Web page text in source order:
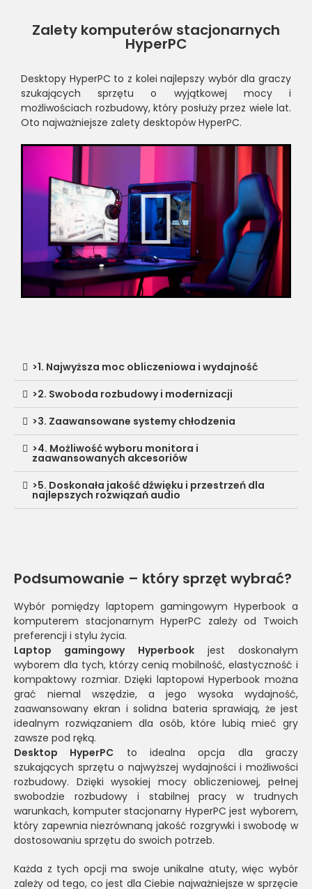
Zalety komputerów stacjonarnych
HyperPC
Desktopy HyperPC to z kolei najlepszy wybór dla graczy
szukających sprzętu o wyjątkowej mocy i
możliwościach rozbudowy, który posłuży przez wiele lat.
Oto najważniejsze zalety desktopów HyperPC.
>1. Najwyższa moc obliczeniowa i wydajność
>2. Swoboda rozbudowy i modernizacji
>3. Zaawansowane systemy chłodzenia
>4. Możliwość wyboru monitora i
zaawansowanych akcesoriów
>5. Doskonała jakość dźwięku i przestrzeń dla
najlepszych rozwiązań audio
Podsumowanie – który sprzęt wybrać?
Wybór pomiędzy laptopem gamingowym Hyperbook a
komputerem stacjonarnym HyperPC zależy od Twoich
preferencji i stylu życia.
Laptop gamingowy Hyperbookjest doskonałym
wyborem dla tych, którzy cenią mobilność, elastyczność i
kompaktowy rozmiar. Dzięki laptopowi Hyperbook można
grać niemal wszędzie, a jego wysoka wydajność,
zaawansowany ekran i solidna bateria sprawiają, że jest
idealnym rozwiązaniem dla osób, które lubią mieć gry
zawsze pod ręką.
Desktop HyperPC to idealna opcja dla graczy
szukających sprzętu o najwyższej wydajności i możliwości
rozbudowy. Dzięki wysokiej mocy obliczeniowej, pełnej
swobodzie rozbudowy i stabilnej pracy w trudnych
warunkach, komputer stacjonarny HyperPC jest wyborem,
który zapewnia niezrównaną jakość rozgrywki i swobodę w
dostosowaniu sprzętu do swoich potrzeb.
Każda z tych opcji ma swoje unikalne atuty, więc wybór
zależy od tego, co jest dla Ciebie najważniejsze w sprzęcie